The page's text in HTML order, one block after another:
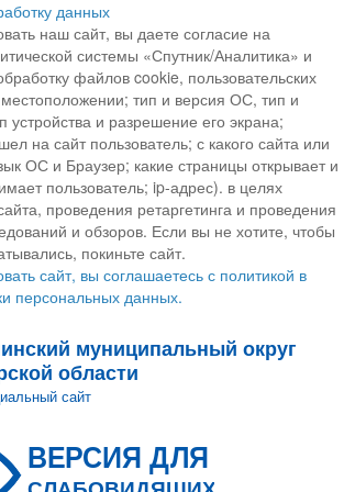
данных
наш сайт, вы даете согласие на
системы «Спутник/Аналитика» и
файлов cookie, пользовательских
тип и версия ОС, тип и
устройства и разрешение его экрана;
на сайт пользователь; с какого сайта или
ОС и Браузер; какие страницы открывает и
пользователь; ip-адрес). в целях
проведения ретаргетинга и проведения
и обзоров. Если вы не хотите, чтобы
покиньте сайт.
сайт, вы соглашаетесь с политикой в
персональных данных.